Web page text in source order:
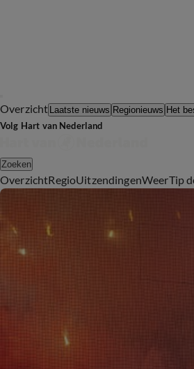
Overzicht Laatste nieuws Regionieuws Het
Volg Hart van Nederland
Zoeken
OverzichtRegioUitzendingenWeerTip